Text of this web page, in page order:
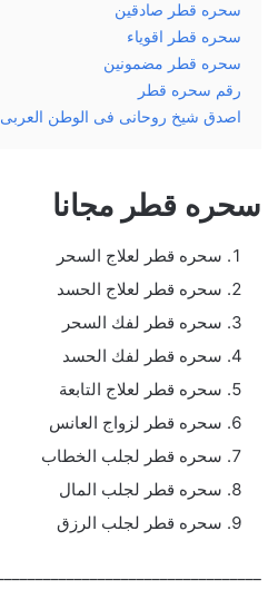
سحره قطر صادقين
سحره قطر اقوياء
سحره قطر مضمونين
رقم سحره قطر
اصدق شيخ روحانى فى الوطن العربى
سحره قطر مجانا
سحره قطر لعلاج السحر
سحره قطر لعلاج الحسد
سحره قطر لفك السحر
سحره قطر لفك الحسد
سحره قطر لعلاج التابعة
سحره قطر لزواج العانس
سحره قطر لجلب الخطاب
سحره قطر لجلب المال
سحره قطر لجلب الرزق